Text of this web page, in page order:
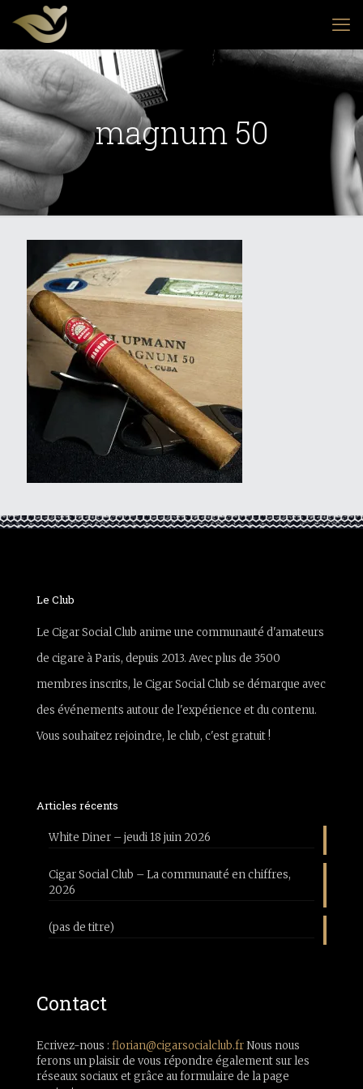
magnum 50
Le Club
Le Cigar Social Club anime une communauté d'amateurs
de cigare à Paris, depuis 2013. Avec plus de 3500
membres inscrits, le Cigar Social Club se démarque avec
des événements autour de l'expérience et du contenu.
Vous souhaitez rejoindre, le club, c'est gratuit !
Articles récents
White Diner – jeudi 18 juin 2026
Cigar Social Club – La communauté en chiffres,
2026
(pas de titre)
Contact
Ecrivez-nous : florian@cigarsocialclub.frNous nous
ferons un plaisir de vous répondre également sur les
réseaux sociaux et grâce au formulaire de la page